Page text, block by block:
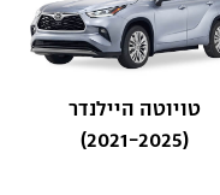
טויוטה היילנדר
(2021-2025)